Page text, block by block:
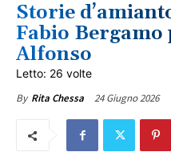
Storie
Fabio
Alfonso
Letto: 26 volte
By Rita Chessa 24 Giugno 2026